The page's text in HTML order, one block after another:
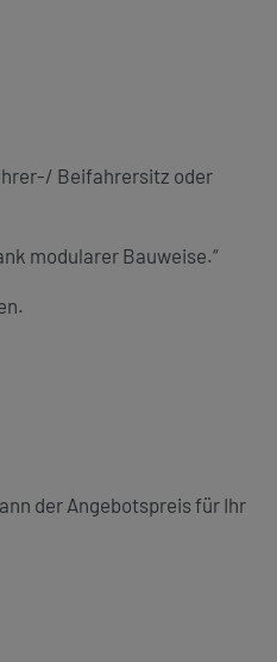
Beifahrersitz oder
modularer Bauweise.“
der Angebotspreis für Ihr